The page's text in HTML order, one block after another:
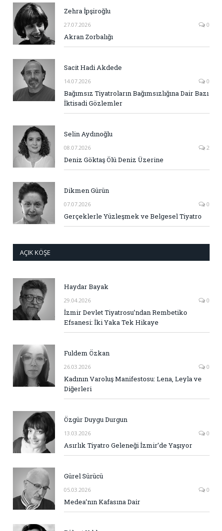
Zehra İpşiroğlu
27.07.2026 0
Akran Zorbalığı
Sacit Hadi Akdede
14.07.2026 0
Bağımsız Tiyatroların Bağımsızlığına Dair Bazı
İktisadi Gözlemler
Selin Aydınoğlu
08.07.2026 2
Deniz Göktaş Ölü Deniz Üzerine
Dikmen Gürün
07.07.2026 0
Gerçeklerle Yüzleşmek ve Belgesel Tiyatro
AÇIK KÖŞE
Haydar Bayak
29.04.2026 0
İzmir Devlet Tiyatrosu’ndan Rembetiko
Efsanesi: İki Yaka Tek Hikaye
Fuldem Özkan
26.03.2026 0
Kadının Varoluş Manifestosu: Lena, Leyla ve
Diğerleri
Özgür Duygu Durgun
13.03.2026 0
Asırlık Tiyatro Geleneği İzmir’de Yaşıyor
Gürel Sürücü
05.03.2026 0
Medea’nın Kafasına Dair